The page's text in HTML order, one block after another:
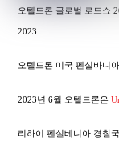
오텔드론 글로벌 로드쇼
2023
오텔드론 미국 펜실바니
2023년 6월 오텔드론은
리하이 펜실베니아 경찰